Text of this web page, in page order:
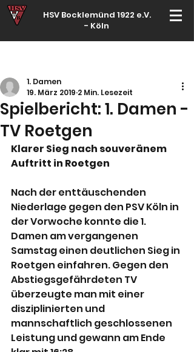
HSV Bocklemünd 1922 e.V.
- Köln
Spielbericht: 1. Damen -
TV Roetgen
1. Damen
19. März 2019 2 Min. Lesezeit
Klarer Sieg nach souveränem
Auftritt in Roetgen
Nach der enttäuschenden
Niederlage gegen den PSV Köln in
der Vorwoche konnte die 1.
Damen am vergangenen
Samstag einen deutlichen Sieg in
Roetgen einfahren. Gegen den
Abstiegsgefährdeten TV
überzeugte man mit einer
disziplinierten und
mannschaftlich geschlossenen
Leistung und gewann am Ende